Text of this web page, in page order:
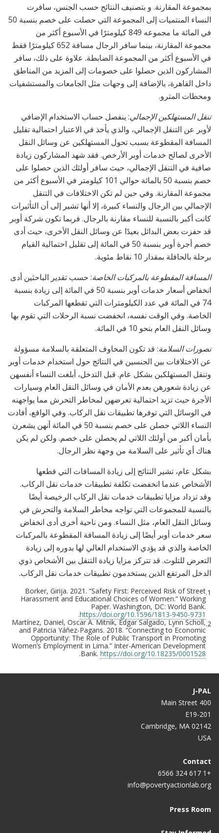
بمجموعة المقارنة. و بتصنيف النتائج حسب الجنس، سافرت
النساء المنتميات إلى المجموعة التي حصلت على خصم بنسبة 50
في المائة ما مجموعه 849 كيلومترًا في الأسبوع أكثر من
مجموعة المقارنة، بينما سافر الرجال مسافة 652 كيلومترًا فقط
في الأسبوع أكثر من المجموعة الضابطة. علاوة على ذلك، سافر
المشاركون الذين حصلوا على خصومات إلى المزيد من المناطق
داخل القاهرة، بالإضافة إلى وجهات مثل الجامعات والمستشفيات
ومحطات المترو.
تنقل المستهلكين الإجمالي: ينفصل حساب الاستخدام الإضافي
لأوبر عن التنقل الإجمالي، والذي يأخذ في الاعتبار احتمالية تقليل
المسافة المقطوعة بسبب تحول المستهلكين عن وسائل النقل
الأخرى لصالح خدمات أوبر الأرخص. فقد شهد المشاركون زيادة
صافية في التنقل الإجمالي، حيث سافر أولئك الذين حصلوا على
خصم بنسبة 50 بالمائة حوالي 101 كيلومتر في الأسبوع أكثر من
مجموعة المقارنة. وفي حين لم تكن الاختلافات في التنقل
الإجمالي بين الرجال والنساء كبيرة، إلا أنها تشير إلى أن التأثيرات
كانت أكبر بالنسبة للنساء مقارنة بالرجال. فربما تكون شركة أوبر
قد حفزت بعض البدائل بعيدًا عن وسائل النقل الأخرى، حيث أدى
خصم أجرة أوبر بنسبة 50 في المائة إلى تقليل احتمالية القيام
برحلة بالحافلة بمقدار 10 نقاط مئوية.
المسافة المقطوعة بالمركبات الخاصة: حسب تقدير الباحثين أدى
انخفاض أسعار خدمات أوبر بنسبة 50 في المائة إلى زيادة بنسبة
74 في المائة في عدد الكيلومترات التي تقطعها المركبات
الخاصة. وفي الوقت نفسه، انخفضت نسبة الرحلات التي تقوم بها
وسائل النقل العام بنحو 10 في المائة.
تصورات السلامة: قد تكون المخاوف المتعلقة بالسلامة مسؤولة
عن الاختلافات بين الجنسين في النتائج حول استخدام خدمات أوبر
وتنقل المستهلكين بشكل عام. قبل التدخل، أبلغت النساء أنفسهن
عن زيادة شعورهن بعدم الأمان في وسائل النقل العام وسيارات
الأجرة حيث تزيد احتمالية تعرضهن لمخاطر التحرش مما يواجهنه
في الوسائل التي توفرها تطبيقات نقل الركاب. وفي الواقع، أفادت
النساء اللاتي حصلن على خصم بنسبة 50 في المائة أنهن يشعرن
بأمان أكبر من أولئك اللاتي لم يحصلن على خصم. ولكن لم يكن
هناك أي تأثير على السلامة من وجهة نظر الرجال.
بشكل عام، تشير النتائج إلى زيادة المسافات التي قطعها
الأشخاص عندما انخفضت تكلفة تطبيقات خدمات نقل الركاب.
وقد تزداد مزايا تطبيقات خدمات نقل الركاب الرخيصة أيضًا
بالنسبة للمجموعات التي تواجه مخاطر السلامة والتحرش في
وسائل النقل العام، مثل النساء. ومن ناحية أخرى أدى انخفاض
سعر خدمات أوبر أيضًا إلى زيادة المسافة المقطوعة بالمركبات
الخاصة والذي قد يؤدي الاستخدام العالي لها بدوره إلى زيادة
التعرض للتلوث. قد تتركز مزايا زيادة التنقل بين الأشخاص ذوي
الدخل المرتفع الذين يستخدمون تطبيقات خدمات نقل الركاب.
1.
Borker, Girija. 2021. “Safety First: Perceived Risk of Street
Harassment and Educational Choices of Women.” Working
Paper. Washington, DC: World Bank.
https://doi.org/10.1596/1813-9450-9731
.
2.
Martínez, Daniel, Oscar A. Mitnik, Edgar Salgado, Lynn Scholl,
and Patricia Yáñez-Pagans. 2018. “Connecting to Economic
Opportunity: The Role of Public Transport in Promoting
Women’s Employment in Lima.” Inter-American Development
Bank. https://doi.org/10.18235/0001528
.
J-PAL
400 Main Street
E19-201
Cambridge, MA 02142
USA
Contact
+1 617 324 6566
info@povertyactionlab.org
Press Room